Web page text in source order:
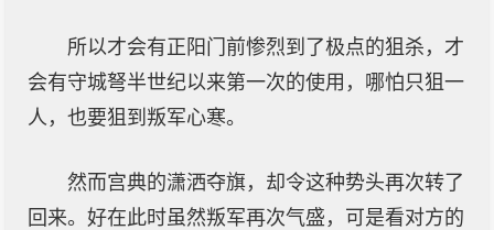
所以才会有正阳门前惨烈到了极点的狙杀，才
会有守城弩半世纪以来第一次的使用，哪怕只狙一
人，也要狙到叛军心寒。
然而宫典的潇洒夺旗，却令这种势头再次转了
回来。好在此时虽然叛军再次气盛，可是看对方的